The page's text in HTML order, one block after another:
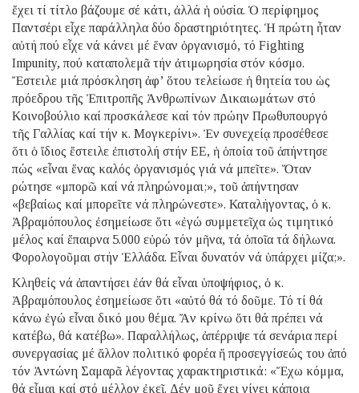
ἔχει τί τίτλο βάζουμε σέ κάτι, ἀλλά ἡ οὐσία. Ὁ περίφημος
Παντσέρι εἶχε παράλληλα δύο δραστηριότητες. Ἡ πρώτη ἦταν
αὐτή πού εἶχε νά κάνει μέ ἕναν ὀργανισμό, τό Fighting
Impunity, πού καταπολεμᾶ τήν ἀτιμωρησία στόν κόσμο.
Ἔστειλε μιά πρόσκληση ἀφ’ ὅτου τελείωσε ἡ θητεία του ὡς
πρόεδρου τῆς Ἐπιτροπῆς Ἀνθρωπίνων Δικαιωμάτων στό
Κοινοβούλιο καί προσκάλεσε καί τόν πρώην Πρωθυπουργό
τῆς Γαλλίας καί τήν κ. Μογκερίνι». Ἐν συνεχείᾳ προσέθεσε
ὅτι ὁ ἴδιος ἔστειλε ἐπιστολή στήν ΕΕ, ἡ ὁποία τοῦ ἀπήντησε
πώς «εἶναι ἕνας καλός ὀργανισμός γιά νά μπεῖτε». Ὅταν
ρώτησε «μπορῶ καί νά πληρώνομαι;», τοῦ ἀπήντησαν
«βεβαίως καί μπορεῖτε νά πληρώνεστε». Καταλήγοντας, ὁ κ.
Ἀβραμόπουλος ἐσημείωσε ὅτι «ἐγώ συμμετεῖχα ὡς τιμητικό
μέλος καί ἔπαιρνα 5.000 εὐρώ τόν μῆνα, τά ὁποῖα τά δήλωνα.
Φορολογοῦμαι στήν Ἑλλάδα. Εἶναι δυνατόν νά ὑπάρχει μίζα;».
Κληθείς νά ἀπαντήσει ἐάν θά εἶναι ὑποψήφιος, ὁ κ.
Ἀβραμόπουλος ἐσημείωσε ὅτι «αὐτό θά τό δοῦμε. Τό τί θά
κάνω ἐγώ εἶναι δικό μου θέμα. Ἄν κρίνω ὅτι θά πρέπει νά
κατέβω, θά κατέβω». Παραλλήλως, ἀπέρριψε τά σενάρια περί
συνεργασίας μέ ἄλλον πολιτικό φορέα ἤ προσεγγίσεώς του ἀπό
τόν Ἀντώνη Σαμαρᾶ λέγοντας χαρακτηριστικά: «Ἔχω κόμμα,
θά εἶμαι καί στό μέλλον ἐκεῖ. Δέν μοῦ ἔχει γίνει κάποια